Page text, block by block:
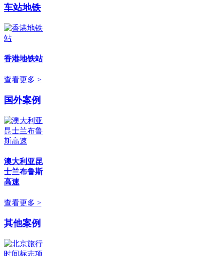
车站地铁
香港地铁站
查看更多 >
国外案例
澳大利亚昆
士兰布鲁斯
高速
查看更多 >
其他案例